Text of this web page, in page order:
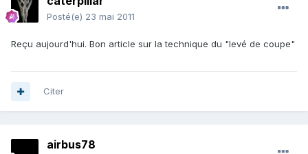
Posté(e) 23 mai 2011
Reçu aujourd'hui. Bon article sur la technique du "levé de coupe"
Citer
airbus78